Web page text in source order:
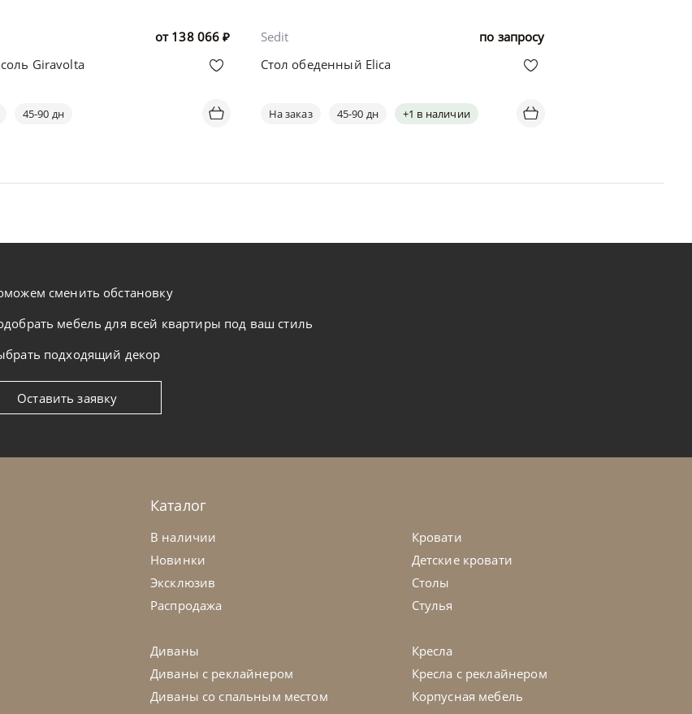
от 138 066 ₽
Giravolta
45-90 дн
по запросу
Sedit
Стол обеденный Elica
На заказ 45-90 дн +1 в наличии
сменить обстановку
мебель для всей квартиры под ваш стиль
подходящий декор
Оставить заявку
Каталог
В наличии
Новинки
Эксклюзив
Распродажа
Диваны
Диваны с реклайнером
Диваны со спальным местом
Кровати
Детские кровати
Столы
Стулья
Кресла
Кресла с реклайнером
Корпусная мебель